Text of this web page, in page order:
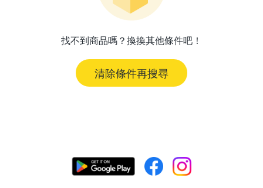
找不到商品嗎？換換其他條件吧！
清除條件再搜尋